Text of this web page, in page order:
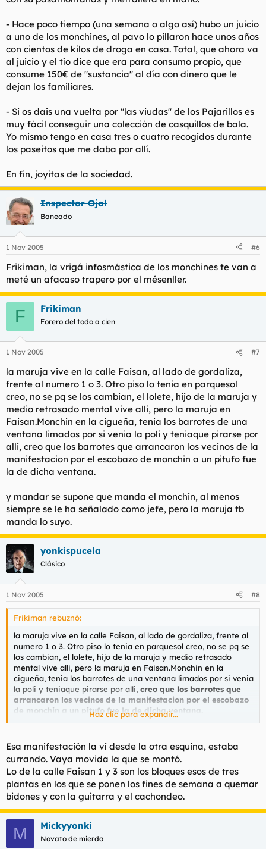
- Hace poco tiempo (una semana o algo así) hubo un juicio
a uno de los monchines, al pavo lo pillaron hace unos años
con cientos de kilos de droga en casa. Total, que ahora va
al juicio y el tío dice que era para consumo propio, que
consume 150€ de "sustancia" al día con dinero que le
dejan los familiares.
- Si os dais una vuelta por "las viudas" de los Pajarillos es
muy fácil conseguir una colección de casquillos de bala.
Yo mismo tengo en casa tres o cuatro recogidos durante
los paseitos que me daba por allí.
En fin, joyitas de la sociedad.
Inspector Ojal
Baneado
1 Nov 2005 #6
Frikiman, la vrigá infosmástica de los monchines te van a
meté un afacaso trapero por el mésenller.
F Frikiman
Forero del todo a cien
1 Nov 2005 #7
la maruja vive en la calle Faisan, al lado de gordaliza,
frente al numero 1 o 3. Otro piso lo tenia en parquesol
creo, no se pq se los cambian, el lolete, hijo de la maruja y
medio retrasado mental vive alli, pero la maruja en
Faisan.Monchin en la cigueña, tenia los barrotes de una
ventana limados por si venia la poli y teniaque pirarse por
alli, creo que los barrotes que arrancaron los vecinos de la
manifestacion por el escobazo de monchin a un pitufo fue
la de dicha ventana.
y mandar se supone que manda el monchin, al menos
siempre se le ha señalado como jefe, pero la maruja tb
manda lo suyo.
yonkispucela
Clásico
1 Nov 2005 #8
Frikiman rebuznó:
la maruja vive en la calle Faisan, al lado de gordaliza, frente al
numero 1 o 3. Otro piso lo tenia en parquesol creo, no se pq se
los cambian, el lolete, hijo de la maruja y medio retrasado
mental vive alli, pero la maruja en Faisan.Monchin en la
cigueña, tenia los barrotes de una ventana limados por si venia
la poli y teniaque pirarse por alli, creo que los barrotes que
arrancaron los vecinos de la manifestacion por el escobazo
de monchin a un pitufo fue la de dicha ventana.
se le ha señalado como jefe, pero la maruja tb manda lo suyo.
Haz clic para expandir...
Esa manifestación la ví desde la otra esquina, estaba
currando. Vaya movida la que se montó.
Lo de la calle Faisan 1 y 3 son los bloques esos de tres
plantas en los que se ponen los fines de semana a quemar
bidones y con la guitarra y el cachondeo.
M Mickyyonki
Novato de mierda